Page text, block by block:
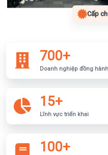
Cấp
700+
Doanh nghiệp đồng hành
15+
Lĩnh vực triển khai
100+